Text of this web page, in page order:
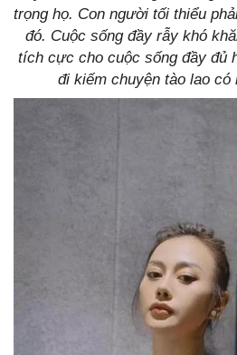
trọng họ. Con người tối thiểu
đó. Cuộc sống đầy rẫy khó
tích cực cho cuộc sống đầy đủ
đi kiếm chuyện tào lao có